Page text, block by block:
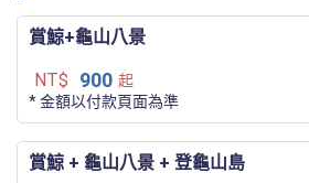
賞鯨+龜山八景
NT$ 900 起
* 金額以付款頁面為準
賞鯨 + 龜山八景 + 登龜山島